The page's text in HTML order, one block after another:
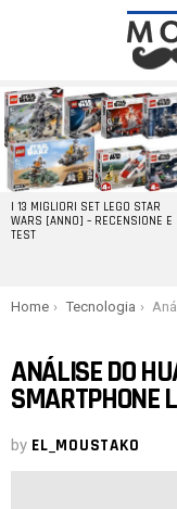
LATEST
STORIES
I 13 MIGLIORI SET LEGO STAR
WARS [ANNO] – RECENSIONE E
TEST
You are here:
Home Tecnologia Análise do
ANÁLISE DO
SMARTPHONE
by EL_MOUSTAKO